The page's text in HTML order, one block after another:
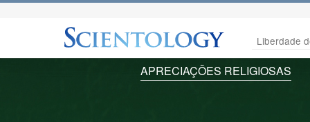
Liberdade
APRECIAÇÕES RELIGIOSAS